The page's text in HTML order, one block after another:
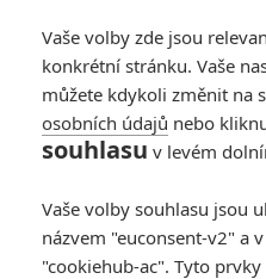
PŘIDAT NOVÝ KOMENTÁŘ
Pro psaní komentářů, se přihlašte.
Vaše volby zde jsou
konkrétní stránku. Vaše
můžete kdykoli změnit na
osobních údajů nebo
souhlasu v levém
Vaše volby souhlasu jsou
názvem "euconsent-v2" a
"cookiehub-ac". Tyto